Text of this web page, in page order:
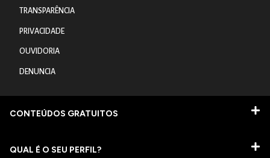
TRANSPARÊNCIA
PRIVACIDADE
OUVIDORIA
DENUNCIA
CONTEÚDOS GRATUITOS
QUAL É O SEU PERFIL?